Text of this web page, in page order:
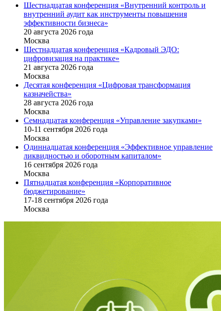
Шестнадцатая конференция «Внутренний контроль и
внутренний аудит как инструменты повышения
эффективности бизнеса»
20 августа 2026 года
Москва
Шестнадцатая конференция «Кадровый ЭДО:
цифровизация на практике»
21 августа 2026 года
Москва
Десятая конференция «Цифровая трансформация
казначейства»
28 августа 2026 года
Москва
Семнадцатая конференция «Управление закупками»
10-11 сентября 2026 года
Москва
Одиннадцатая конференция «Эффективное управление
ликвидностью и оборотным капиталом»
16 cентября 2026 года
Москва
Пятнадцатая конференция «Корпоративное
бюджетирование»
17-18 сентября 2026 года
Москва